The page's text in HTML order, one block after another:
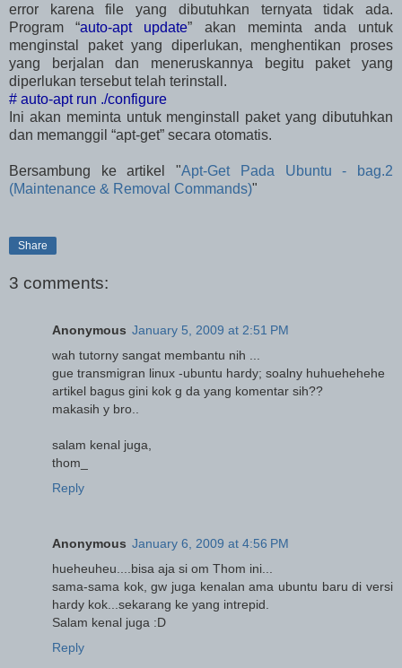
error karena file yang dibutuhkan ternyata tidak ada.
Program “auto-apt update” akan meminta anda untuk
menginstal paket yang diperlukan, menghentikan proses
yang berjalan dan meneruskannya begitu paket yang
diperlukan tersebut telah terinstall.
# auto-apt run ./configure
Ini akan meminta untuk menginstall paket yang dibutuhkan
dan memanggil “apt-get” secara otomatis.
Bersambung ke artikel "Apt-Get Pada Ubuntu - bag.2
(Maintenance & Removal Commands)"
Share
3 comments:
Anonymous January 5, 2009 at 2:51 PM
wah tutorny sangat membantu nih ...
gue transmigran linux -ubuntu hardy; soalny huhuehehehe
artikel bagus gini kok g da yang komentar sih??
makasih y bro..
salam kenal juga,
thom_
Reply
Anonymous January 6, 2009 at 4:56 PM
hueheuheu....bisa aja si om Thom ini...
sama-sama kok, gw juga kenalan ama ubuntu baru di versi
hardy kok...sekarang ke yang intrepid.
Salam kenal juga :D
Reply